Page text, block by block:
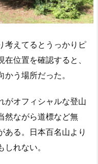
考えてるとうっかりピ
位置を確認すると、
う場所だった。
がオフィシャルな登山
然ながら道標など無
ある。日本百名山より
れない。